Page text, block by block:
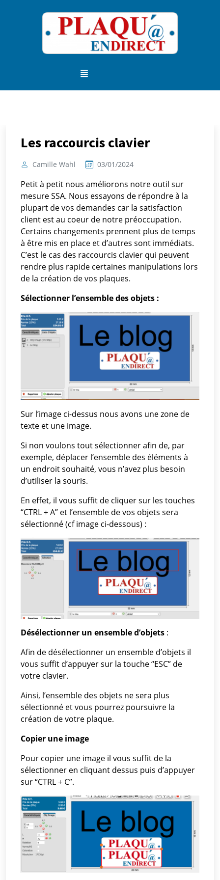
Les raccourcis clavier
Camille Wahl 03/01/2024
Petit à petit nous améliorons notre outil sur
mesure SSA. Nous essayons de répondre à la
plupart de vos demandes car la satisfaction
client est au coeur de notre préoccupation.
Certains changements prennent plus de temps
à être mis en place et d’autres sont immédiats.
C’est le cas des raccourcis clavier qui peuvent
rendre plus rapide certaines manipulations lors
de la création de vos plaques.
Sélectionner l’ensemble des objets :
Sur l’image ci-dessus nous avons une zone de
texte et une image.
Si non voulons tout sélectionner afin de, par
exemple, déplacer l’ensemble des éléments à
un endroit souhaité, vous n’avez plus besoin
d’utiliser la souris.
En effet, il vous suffit de cliquer sur les touches
“CTRL + A” et l’ensemble de vos objets sera
sélectionné (cf image ci-dessous) :
Désélectionner un ensemble d’objets :
Afin de désélectionner un ensemble d’objets il
vous suffit d’appuyer sur la touche “ESC” de
votre clavier.
Ainsi, l’ensemble des objets ne sera plus
sélectionné et vous pourrez poursuivre la
création de votre plaque.
Copier une image
Pour copier une image il vous suffit de la
sélectionner en cliquant dessus puis d’appuyer
sur “CTRL + C”.